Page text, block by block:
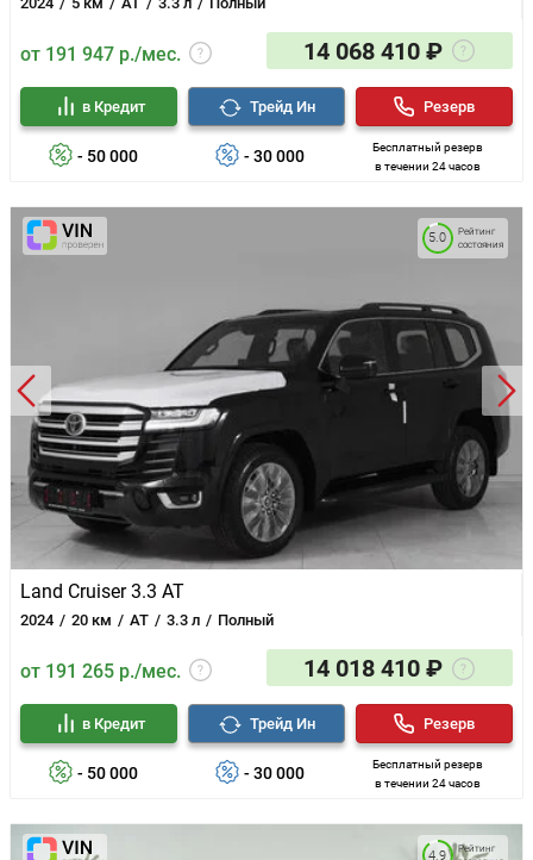
от 191 947 р./мес. 14 068 410 ₽
- 50 000
в Кредит
- 30 000
Трейд Ин
Бесплатный резерв
в течении 24 часов
Резерв
Land Cruiser 3.3 AT
2024 20 км AT 3.3 л Полный
Рейтинг
состояния
5.0
от 191 265 р./мес. 14 018 410 ₽
- 50 000
в Кредит
- 30 000
Трейд Ин
Бесплатный резерв
в течении 24 часов
Резерв
Рейтинг
4.9